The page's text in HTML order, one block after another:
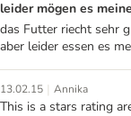
leider mögen es
das Futter riecht sehr
aber leider essen es
13.02.15 | Annika
This is a stars rating